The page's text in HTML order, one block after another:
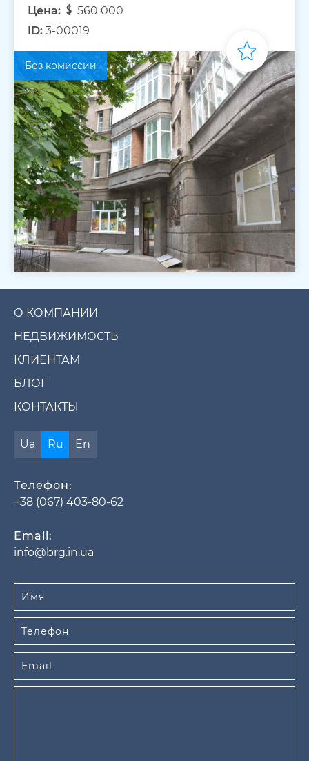
Цена:
560 000
ID: 3-00019
Без комиссии
О КОМПАНИИ
НЕДВИЖИМОСТЬ
КЛИЕНТАМ
БЛОГ
КОНТАКТЫ
Ua Ru En
Телефон:
+38 (067) 403-80-62
Email:
info@brg.in.ua